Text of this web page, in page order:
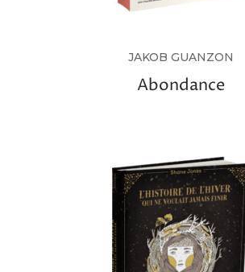
JAKOB GUANZON
Abondance